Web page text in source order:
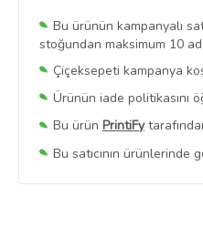
Bu ürünün kampanyalı
stoğundan maksimum 10
Çiçeksepeti kampanya
Ürünün iade politikasını
Bu ürün PrintiFy
Bu satıcının ürünlerinde
Bu SatıcınınTüm